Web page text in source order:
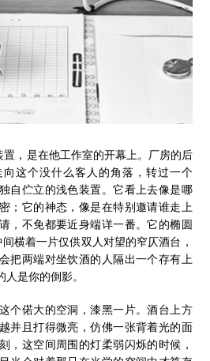
，是在他工作室的开幕上。厂房的后
这个没什么客人的角落，转过一个
自伫立的浅色装置。它看上去像是哪
；它的神态，像是在特别邀请谁走上
，不免都要近身端详一番。它的椭圆
横着一片仅供双人对望的窄仄酒台，
把两端对坐饮酒的人隔出一个存有上
是你的倒影。
个偌大的空洞，漆黑一片。酒台上方
并且打得微亮，仿佛一张背着光的面
，这空间周围的灯柔弱闪烁的时候，